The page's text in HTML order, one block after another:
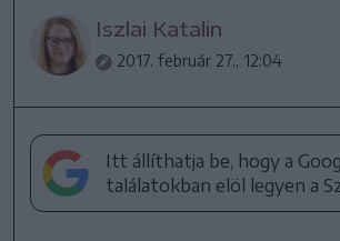
Iszlai Katalin
2017. február 27., 12:04
Itt állíthatja be, hogy a
találatokban elöl legyen a